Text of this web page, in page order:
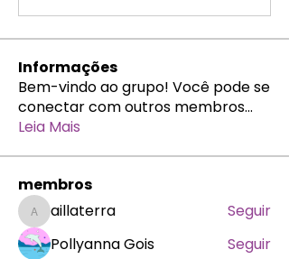
Informações
Bem-vindo ao grupo! Você pode se
conectar com outros membros...
Leia Mais
membros
aillaterra
aillaterra
Seguir
Pollyanna Gois
Seguir